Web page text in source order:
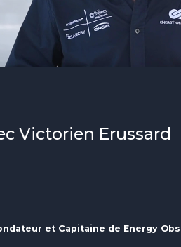
Victorien Erussard
et Capitaine de Energy